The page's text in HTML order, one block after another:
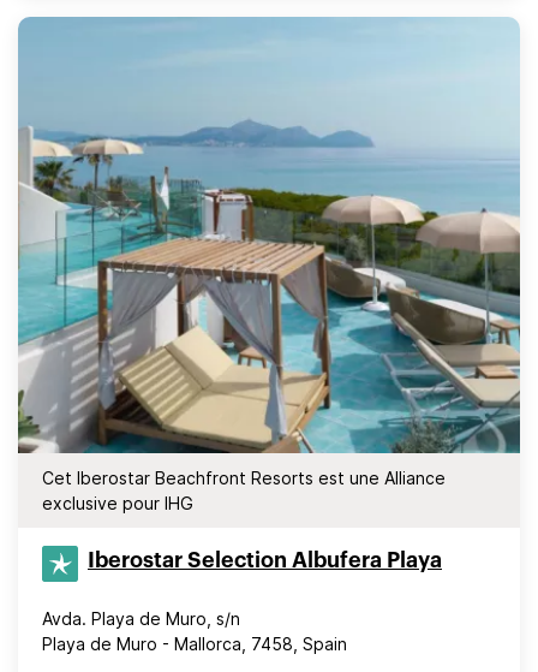
Cet Iberostar Beachfront Resorts est une Alliance
exclusive pour IHG
Iberostar Selection​ Albufera Playa
Avda. Playa de Muro, s/n
Playa de Muro - Mallorca, 7458, Spain